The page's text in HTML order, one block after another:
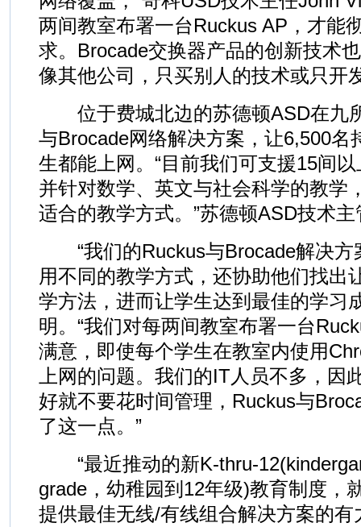
两间教室布署一台Ruckus AP，才能
求。Brocade交换器产品的创新技术
像其他公司，只买别人的技术或只开
位于费城北边的苏德顿ASD在九
与Brocade网络解决方案，让6,500名
生都能上网。“目前我们可支援15间
并针对数学、英文与社会科学的教学
适合的教学方式。”苏德顿ASD技术
“我们的Ruckus与Brocade解决方
用不同的教学方式，还协助他们找出
学方法，进而让学生达到最佳的学习
明。“我们对每两间教室布署一台
满意，即使每个学生在教室内使用
上网的问题。我们的IT人员不多，因
好就不要花时间管理，Ruckus与
了这一点。”
“最近推动的新K-thru-
grade，幼稚园到12年级)教育制度，
提供最佳无线/有线组合解决方案的